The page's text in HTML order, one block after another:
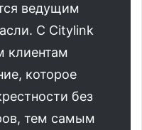
ведущим
С Citylink
клиентам
которое
без
тем самым